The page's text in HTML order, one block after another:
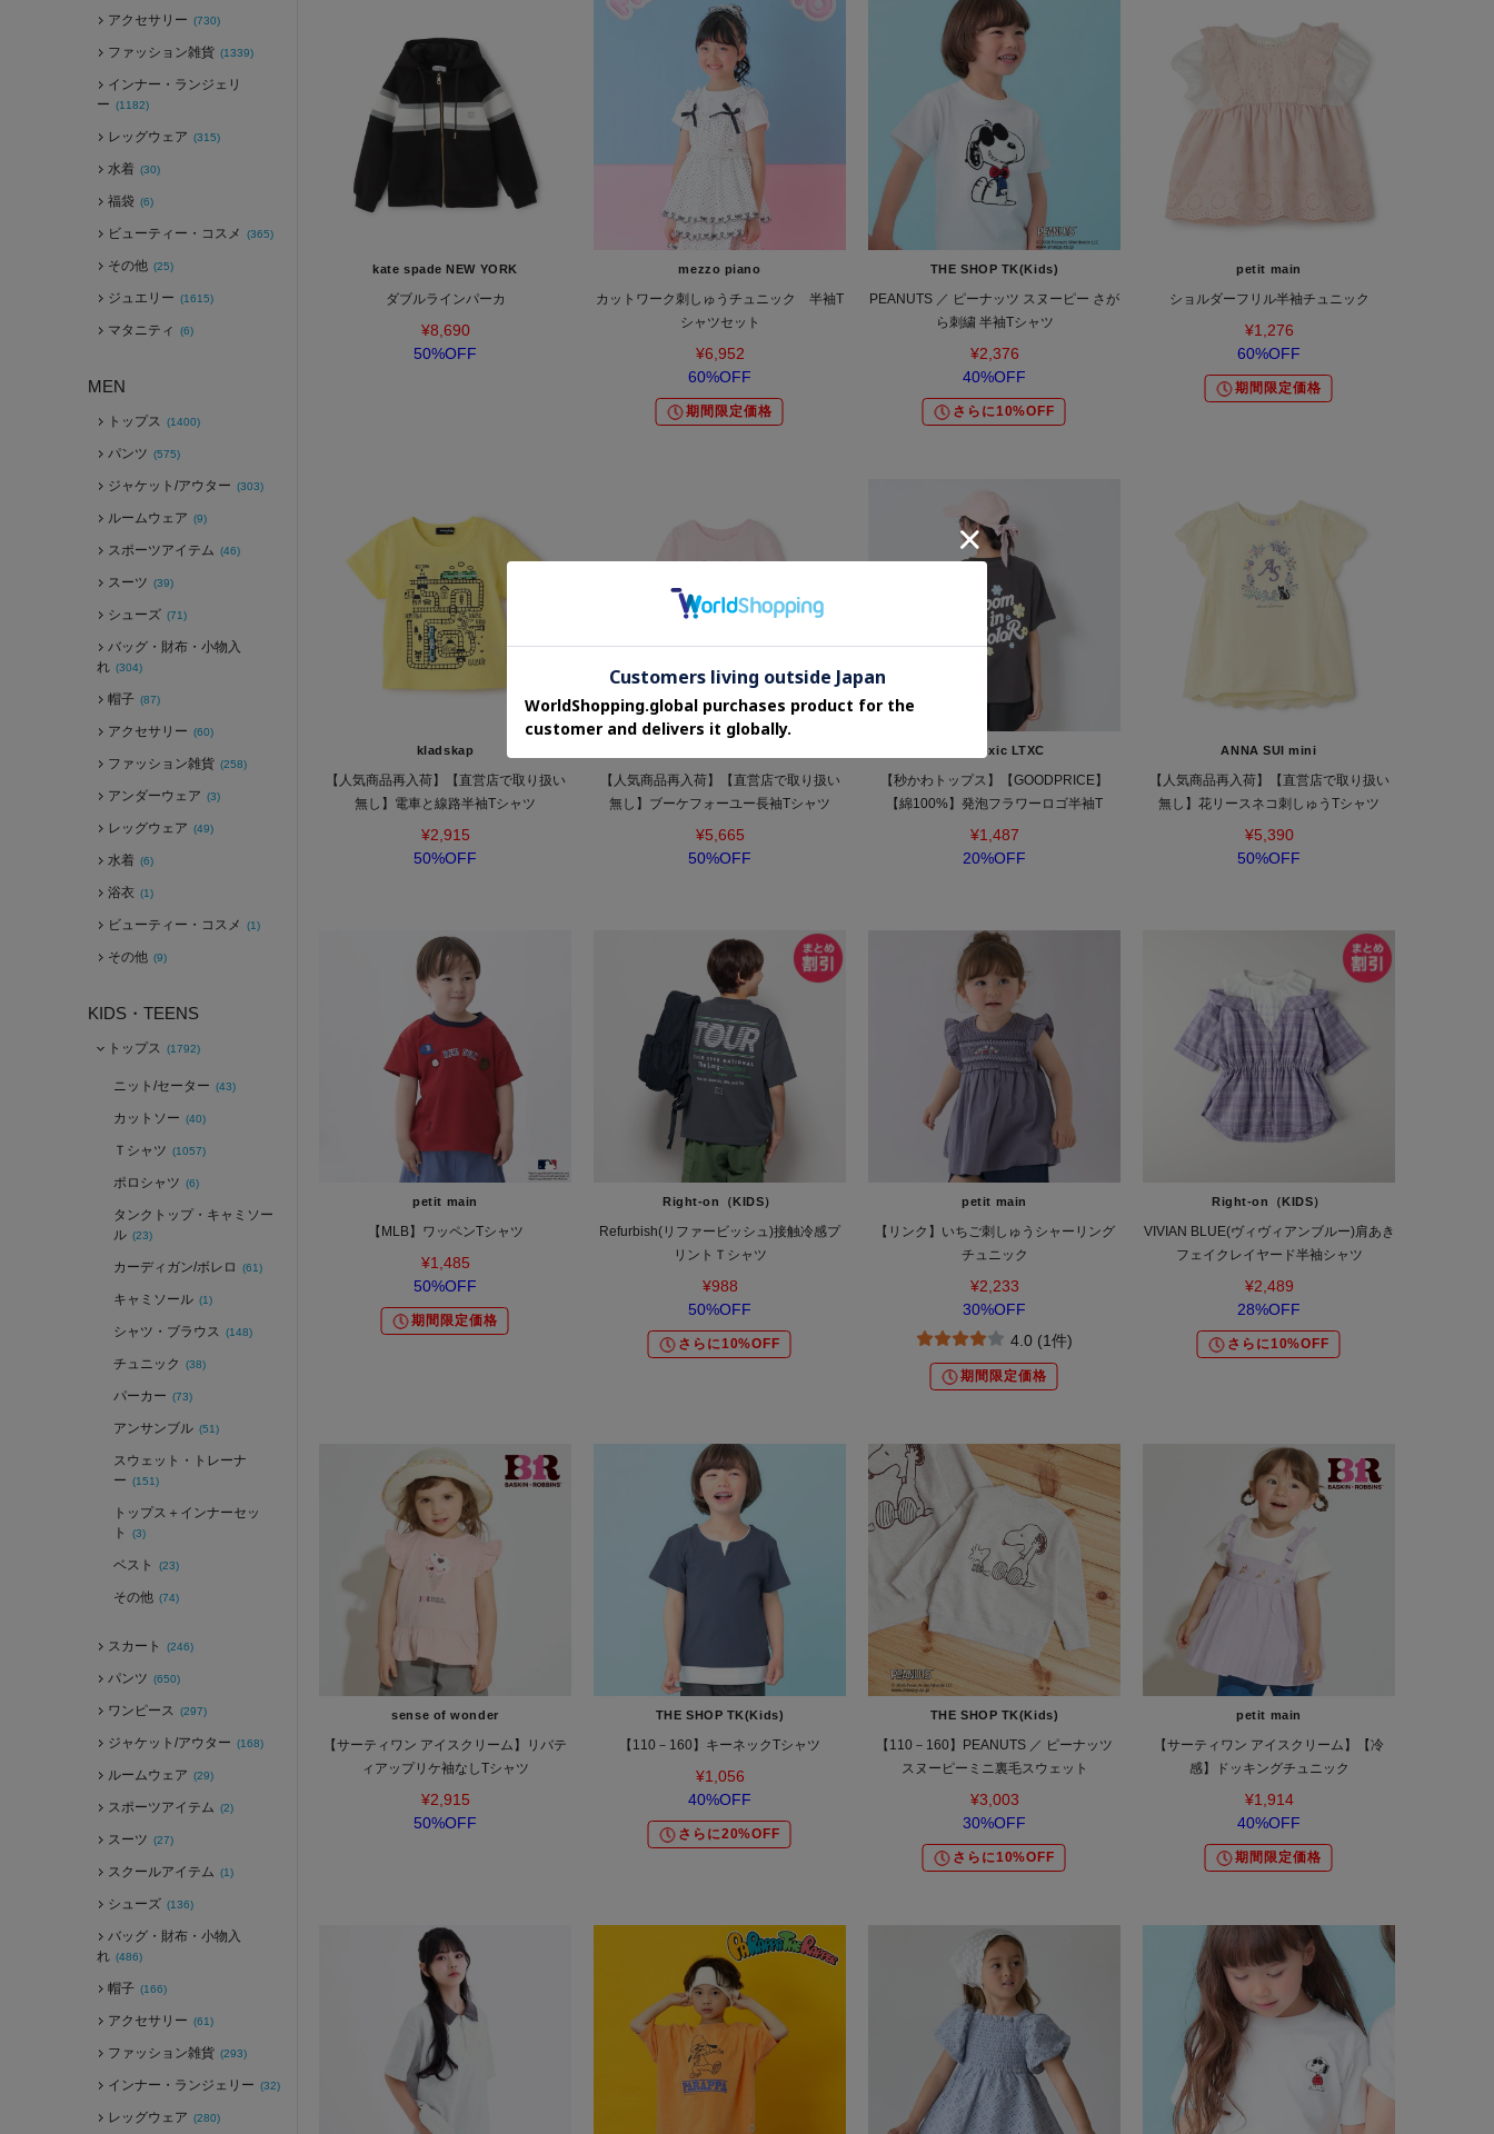
アクセサリー (730)
ファッション雑貨 (1339)
インナー・ランジェリ
ー (1182)
レッグウェア (315)
水着 (30)
福袋 (6)
ビューティー・コスメ (365)
その他 (25)
ジュエリー (1615)
マタニティ (6)
MEN
トップス (1400)
パンツ (575)
ジャケット/アウター (303)
ルームウェア (9)
スポーツアイテム (46)
スーツ (39)
シューズ (71)
バッグ・財布・小物入
れ (304)
帽子 (87)
アクセサリー (60)
ファッション雑貨 (258)
アンダーウェア (3)
レッグウェア (49)
水着 (6)
浴衣 (1)
ビューティー・コスメ (1)
その他 (9)
KIDS・TEENS
トップス (1792)
ニット/セーター (43)
カットソー (40)
Ｔシャツ (1057)
ポロシャツ (6)
タンクトップ・キャミソー
ル (23)
カーディガン/ボレロ (61)
キャミソール (1)
シャツ・ブラウス (148)
チュニック (38)
パーカー (73)
アンサンブル (51)
スウェット・トレーナ
ー (151)
トップス＋インナーセッ
ト
(3)
ベスト (23)
その他 (74)
スカート (246)
パンツ (650)
ワンピース (297)
ジャケット/アウター (168)
ルームウェア (29)
スポーツアイテム (2)
スーツ (27)
スクールアイテム (1)
シューズ (136)
バッグ・財布・小物入
れ (486)
帽子 (166)
アクセサリー (61)
ファッション雑貨 (293)
インナー・ランジェリー (32)
レッグウェア (280)
kate spade NEW YORK
ダブルラインパーカ
¥8,690
50%OFF
mezzo piano
カットワーク刺しゅうチュニック 半袖T
シャツセット
¥6,952
60%OFF
期間限定価格
THE SHOP TK(Kids)
PEANUTS ／ ピーナッツ スヌーピー さが
ら刺繍 半袖Tシャツ
¥2,376
40%OFF
さらに10%OFF
petit main
ショルダーフリル半袖チュニック
¥1,276
60%OFF
期間限定価格
kladskap
【人気商品再入荷】【直営店で取り扱い
無し】電車と線路半袖Tシャツ
¥2,915
50%OFF
【人気商品再入荷】【直営店で取り扱い
無し】ブーケフォーユー長袖Tシャツ
¥5,665
50%OFF
Lovetoxic LTXC
【秒かわトップス】【GOODPRICE】
【綿100%】発泡フラワーロゴ半袖T
¥1,487
20%OFF
ANNA SUI mini
【人気商品再入荷】【直営店で取り扱い
無し】花リースネコ刺しゅうTシャツ
¥5,390
50%OFF
petit main
【MLB】ワッペンTシャツ
¥1,485
50%OFF
期間限定価格
Right-on（KIDS）
Refurbish(リファービッシュ)接触冷感プ
リントＴシャツ
¥988
50%OFF
さらに10%OFF
petit main
【リンク】いちご刺しゅうシャーリング
チュニック
¥2,233
30%OFF
4.0 (1件)
期間限定価格
Right-on（KIDS）
VIVIAN BLUE(ヴィヴィアンブルー)肩あき
フェイクレイヤード半袖シャツ
¥2,489
28%OFF
さらに10%OFF
sense of wonder
【サーティワン アイスクリーム】リバテ
ィアップリケ袖なしTシャツ
¥2,915
50%OFF
THE SHOP TK(Kids)
【110－160】キーネックTシャツ
¥1,056
40%OFF
さらに20%OFF
THE SHOP TK(Kids)
【110－160】PEANUTS ／ ピーナッツ
スヌーピーミニ裏毛スウェット
¥3,003
30%OFF
さらに10%OFF
petit main
【サーティワン アイスクリーム】【冷
感】ドッキングチュニック
¥1,914
40%OFF
期間限定価格